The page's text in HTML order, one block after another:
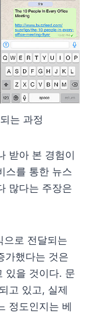
는 과정
받아 본 경험이
스를 통한 뉴스
많다는 주장은
으로 전달되는
가했다는 것은
있을 것이다. 문
고 있고, 실제
정도인지는 베